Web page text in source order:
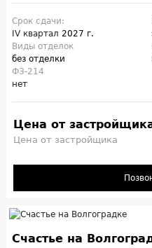
Срок сдачи:
IV квартал 2027 г.
Виды отделок
без отделки
ФЗ-214
нет
Цена от
Цена от застройщика
Счастье на